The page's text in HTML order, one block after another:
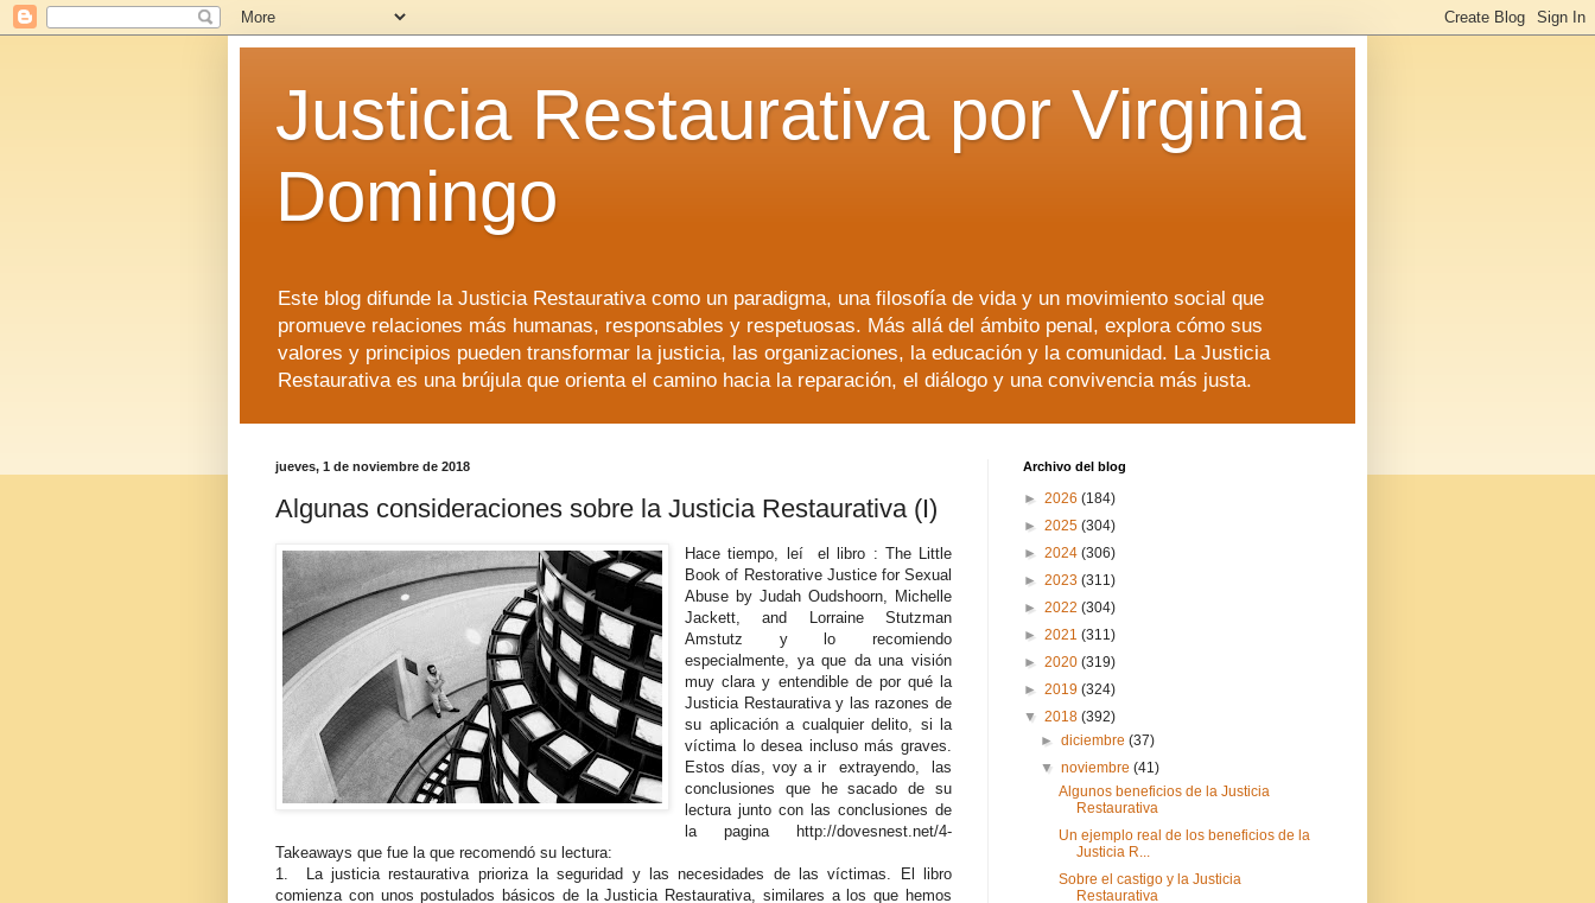
Justicia Restaurativa por Virginia
Domingo
Este blog difunde la Justicia Restaurativa como un paradigma, una filosofía de vida y un movimiento social que
promueve relaciones más humanas, responsables y respetuosas. Más allá del ámbito penal, explora cómo sus
valores y principios pueden transformar la justicia, las organizaciones, la educación y la comunidad. La Justicia
Restaurativa es una brújula que orienta el camino hacia la reparación, el diálogo y una convivencia más justa.
jueves, 1 de noviembre de 2018
Algunas consideraciones sobre la Justicia Restaurativa (I)
Hace tiempo, leí el libro : The Little
Book of Restorative Justice for Sexual
Abuse by Judah Oudshoorn, Michelle
Jackett, and Lorraine Stutzman
Amstutz y lo recomiendo
especialmente, ya que da una visión
muy clara y entendible de por qué la
Justicia Restaurativa y las razones de
su aplicación a cualquier delito, si la
víctima lo desea incluso más graves.
Estos días, voy a ir extrayendo, las
conclusiones que he sacado de su
lectura junto con las conclusiones de
la pagina http://dovesnest.net/4-
Takeaways que fue la que recomendó su lectura:
1. La justicia restaurativa prioriza la seguridad y las necesidades de las víctimas. El libro
comienza con unos postulados básicos de la Justicia Restaurativa, similares a los que hemos
Archivo del blog
► 2026 (184)
► 2025 (304)
► 2024 (306)
► 2023 (311)
► 2022 (304)
► 2021 (311)
► 2020 (319)
► 2019 (324)
▼ 2018 (392)
►diciembre(37)
▼noviembre(41)
Algunos beneficios de la Justicia
Restaurativa
Un ejemplo real de los beneficios de la
Justicia R...
Sobre el castigo y la Justicia
Restaurativa